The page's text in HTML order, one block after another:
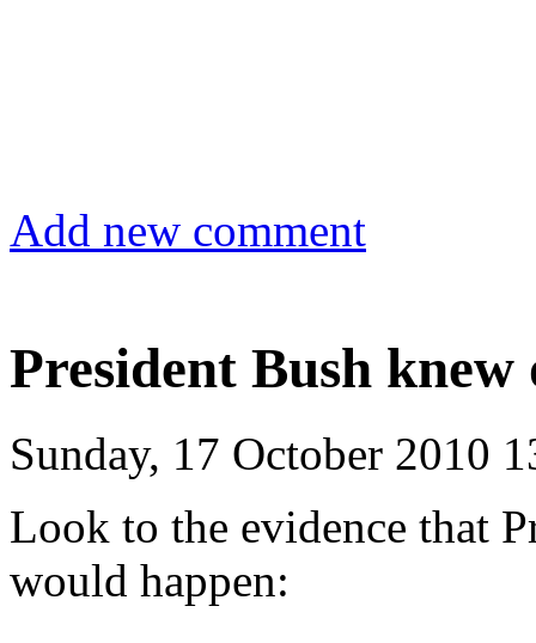
Add new comment
President Bush knew
Sunday, 17 October 2010
Look to the evidence that
would happen: